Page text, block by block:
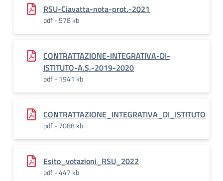
RSU-Ciavatta-nota-prot.-2021
pdf - 578 kb
CONTRATTAZIONE-INTEGRATIVA-DI-
ISTITUTO-A.S.-2019-2020
pdf - 1941 kb
CONTRATTAZIONE_INTEGRATIVA_DI_ISTITUTO
pdf - 7088 kb
Esito_votazioni_RSU_2022
pdf - 447 kb